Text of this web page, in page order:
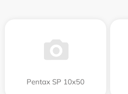
Pentax SP 10x50